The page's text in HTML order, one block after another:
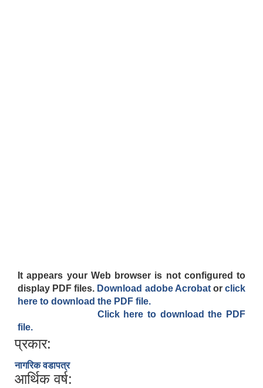
It appears your Web browser is not configured to
display PDF files. Download adobe Acrobat orclick
here to download the PDF file.
Click here to download the PDF
file.
प्रकार:
नागरिक वडापत्र
आर्थिक वर्ष: